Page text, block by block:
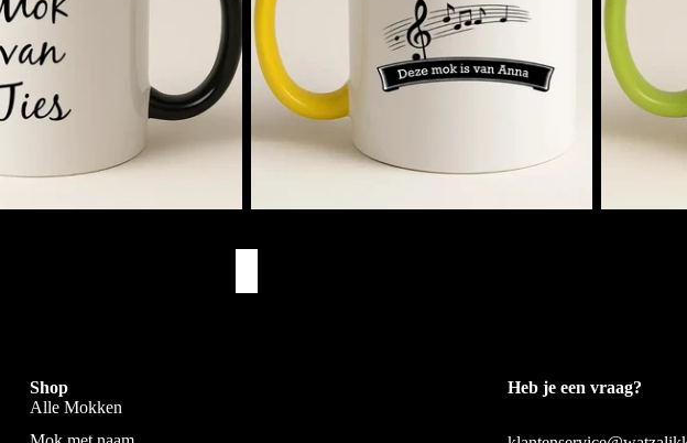
Shop
Alle Mokken
Heb je een vraag?